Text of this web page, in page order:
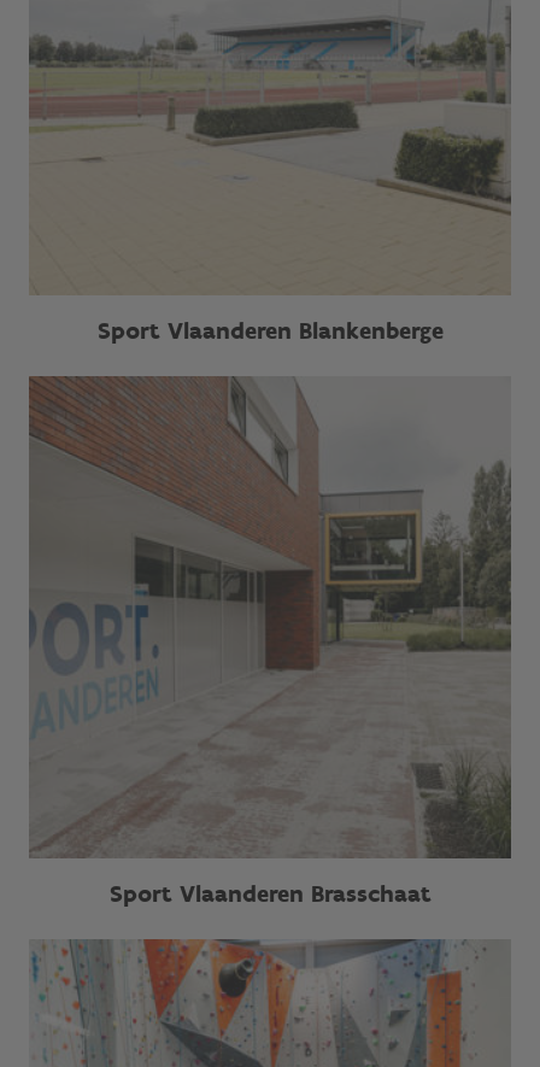
Sport Vlaanderen Blankenberge
Sport Vlaanderen Brasschaat